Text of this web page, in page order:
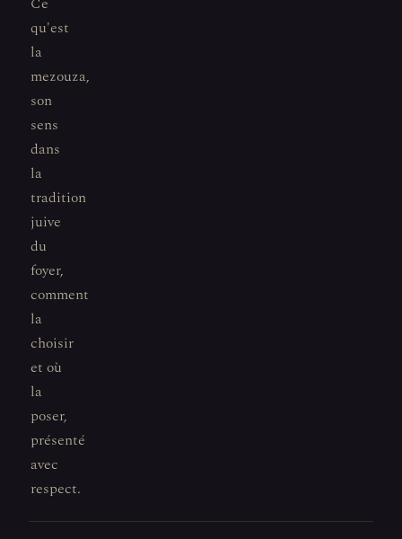
qu'est
la
mezouza,
son
sens
dans
la
tradition
juive
du
foyer,
comment
la
choisir
et où
la
poser,
présenté
avec
respect.